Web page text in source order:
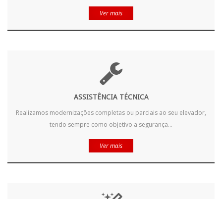
Ver mais
ASSISTÊNCIA TÉCNICA
Realizamos modernizações completas ou parciais ao seu elevador,
tendo sempre como objetivo a segurança...
Ver mais